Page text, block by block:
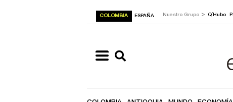
COLOMBIA ESPAÑA Nuestro Grupo > Q´Hubo